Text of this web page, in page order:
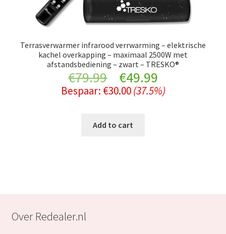
Terrasverwarmer infrarood verrwarming – elektrische
kachel overkapping – maximaal 2500W met
afstandsbediening – zwart – TRESKO®
€79.99
Original
price
was:
€49.99Current
price
Bespaar: €30.00 (37.5%)
Add to cart
Over Redealer.nl